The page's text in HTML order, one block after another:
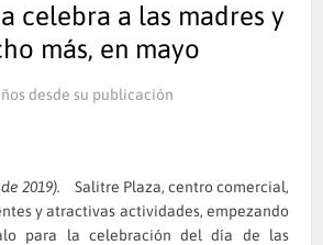
celebra a las madres y
más, en mayo
desde su publicación
2019). Salitre Plaza, centro comercial,
y atractivas actividades, empezando
para la celebración del día de las